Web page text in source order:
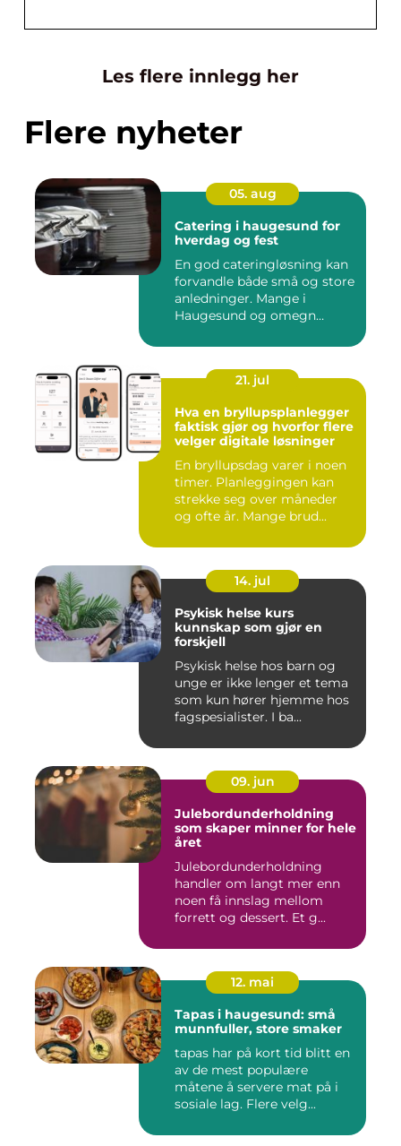
Les flere innlegg her
Flere nyheter
05. aug
Catering i haugesund for
hverdag og fest
En god cateringløsning kan
forvandle både små og store
anledninger. Mange i
Haugesund og omegn
21. jul
Hva en bryllupsplanlegger
faktisk gjør og hvorfor flere
velger digitale løsninger
En bryllupsdag varer i noen
timer. Planleggingen kan
strekke seg over måneder
og ofte år. Mange brud...
14. jul
Psykisk helse kurs
kunnskap som gjør en
forskjell
Psykisk helse hos barn og
unge er ikke lenger et tema
som kun hører hjemme hos
fagspesialister. I ba...
09. jun
Julebordunderholdning
som skaper minner for hele
året
Julebordunderholdning
handler om langt mer enn
noen få innslag mellom
forrett og dessert. Et g...
12. mai
Tapas i haugesund: små
munnfuller, store smaker
tapas har på kort tid blitt en
av de mest populære
måtene å servere mat på i
sosiale lag. Flere velg...